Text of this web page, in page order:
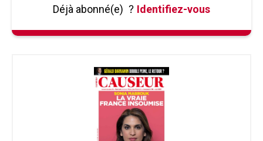
Déjà abonné(e) ? Identifiez-vous